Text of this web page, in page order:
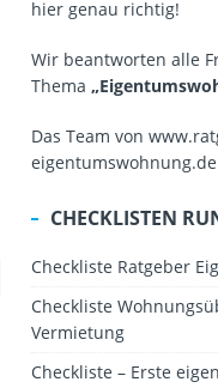
hier genau richtig!
Wir beantworten alle
Thema
Das Team von
eigentumswohnung.de
CHECKLISTEN
Checkliste Ratgeber
Checkliste
Vermietung
Checkliste – Erste